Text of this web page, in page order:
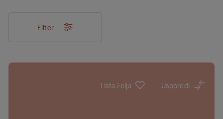
Filter
Lista želja Usporedi